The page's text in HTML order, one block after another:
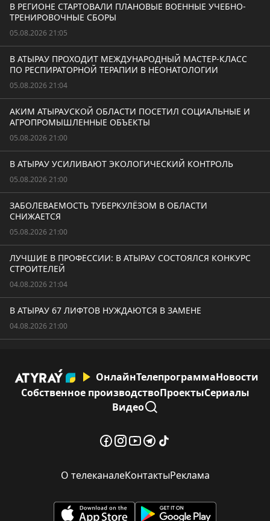
В РЕГИОНЕ СТАРТОВАЛИ ПЛАНОВЫЕ ВОЕННЫЕ УЧЕБНО-
ТРЕНИРОВОЧНЫЕ СБОРЫ
05.08.2026 21:05
В АТЫРАУ ПРОХОДИТ МЕЖДУНАРОДНЫЙ МАСТЕР-КЛАСС
ПО РЕСПИРАТОРНОЙ ТЕРАПИИ В НЕОНАТОЛОГИИ
05.08.2026 21:04
АКИМ АТЫРАУСКОЙ ОБЛАСТИ ПОСЕТИЛ СОЦИАЛЬНЫЕ И
АГРОПРОМЫШЛЕННЫЕ ОБЪЕКТЫ
05.08.2026 21:00
В АТЫРАУ УСИЛИВАЮТ ЭКОЛОГИЧЕСКИЙ КОНТРОЛЬ
05.08.2026 21:00
ЗАБОЛЕВАЕМОСТЬ ТУБЕРКУЛЁЗОМ В ОБЛАСТИ
СНИЖАЕТСЯ
05.08.2026 21:00
ЛУЧШИЕ В ПРОФЕССИИ: В АТЫРАУ СОСТОЯЛСЯ КОНКУРС
СТРОИТЕЛЕЙ
04.08.2026 21:04
В АТЫРАУ 67 ЛИФТОВ НУЖДАЮТСЯ В ЗАМЕНЕ
04.08.2026 21:00
ОнлайнТелепрограммаНовости
Собственное производствоПроектыСериалы
Видео
О телеканалеКонтактыРеклама